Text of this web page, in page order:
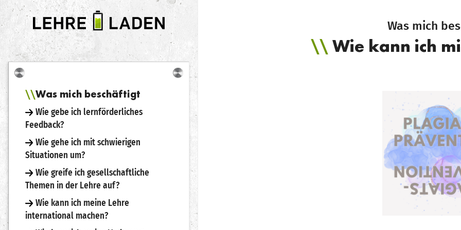
LEHRE
LADEN
Was mich
Wie kann ich
Was mich beschäftigt
Wie gebe ich lernförderliches
Feedback?
Wie gehe ich mit schwierigen
Situationen um?
Wie greife ich gesellschaftliche
Themen in der Lehre auf?
Wie kann ich meine Lehre
international machen?